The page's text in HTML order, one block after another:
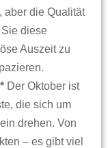
aber die Qualität
diese
Auszeit zu
Der Oktober ist
die sich um
drehen. Von
– es gibt viel